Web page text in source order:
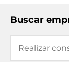
Buscar